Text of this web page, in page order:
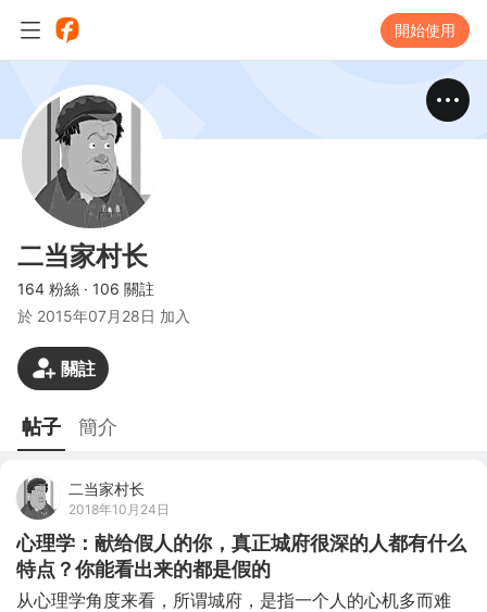
開始使用
二当家村长
164 粉絲 · 106 關註
於 2015年07月28日 加入
關註
帖子 簡介
二当家村长
2018年10月24日
心理学：献给假人的你，真正城府很深的人都有什么
特点？你能看出来的都是假的
从心理学角度来看，所谓城府，是指一个人的心机多而难